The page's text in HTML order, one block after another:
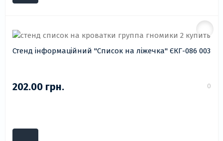
Стенд інформаційний "Список на ліжечка" ЄКГ-086 003
202.00 грн. 0